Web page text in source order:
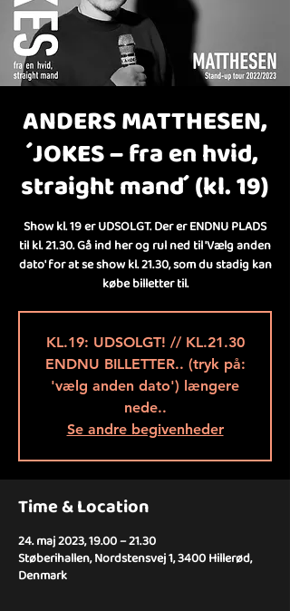
ANDERS MATTHESEN,
́JOKES – fra en hvid,
straight mand ́ (kl. 19)
Show kl. 19 er UDSOLGT. Der er ENDNU PLADS
til kl. 21.30. Gå ind her og rul ned til 'Vælg anden
dato' for at se show kl. 21.30, som du stadig kan
købe billetter til.
KL.19: UDSOLGT! // KL.21.30
ENDNU BILLETTER.. (tryk på:
'vælg anden dato') længere
nede..
Se andre begivenheder
Time & Location
24. maj 2023, 19.00 – 21.30
Støberihallen, Nordstensvej 1, 3400 Hillerød,
Denmark